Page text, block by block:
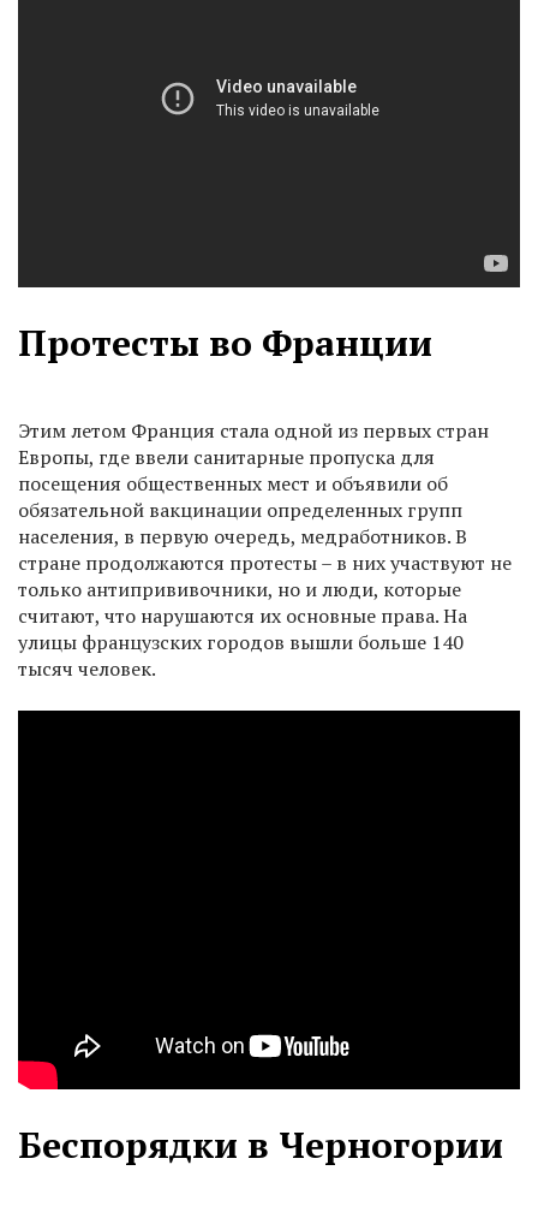
Протесты во Франции
Этим летом Франция стала одной из первых стран
Европы, где ввели санитарные пропуска для
посещения общественных мест и объявили об
обязательной вакцинации определенных групп
населения, в первую очередь, медработников. В
стране продолжаются протесты – в них участвуют не
только антипрививочники, но и люди, которые
считают, что нарушаются их основные права. На
улицы французских городов вышли больше 140
тысяч человек.
Беспорядки в Черногории